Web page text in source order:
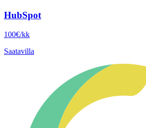
HubSpot
100€/kk
Saatavilla